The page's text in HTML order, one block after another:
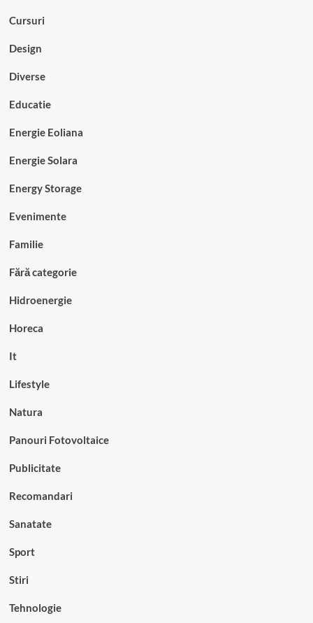
Cursuri
Design
Diverse
Educatie
Energie Eoliana
Energie Solara
Energy Storage
Evenimente
Familie
Fără categorie
Hidroenergie
Horeca
It
Lifestyle
Natura
Panouri Fotovoltaice
Publicitate
Recomandari
Sanatate
Sport
Stiri
Tehnologie